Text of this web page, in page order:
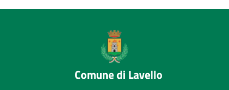
Comune di Lavello